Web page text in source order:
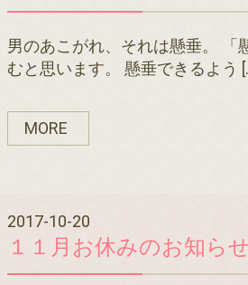
男のあこがれ、それは懸垂。 「
むと思います。 懸垂できるよう
MORE
2017-10-20
１１月お休みのお知らせ